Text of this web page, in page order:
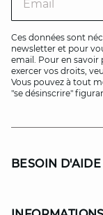
Ces données sont
newsletter et pour
email. Pour en savoir
exercer vos droits,
Vous pouvez à tout
"se désinscrire"
BESOIN D'AIDE